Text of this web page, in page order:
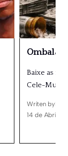
Ombala
Baixe as
Cele-
Writen by
14 de Abril,